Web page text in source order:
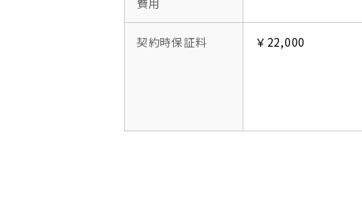
費用
契約時保証料 ￥22,000